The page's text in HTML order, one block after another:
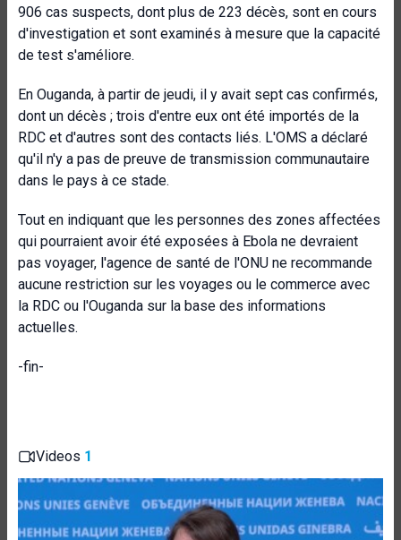
906 cas suspects, dont plus de 223 décès, sont en cours
d'investigation et sont examinés à mesure que la capacité
de test s'améliore.
En Ouganda, à partir de jeudi, il y avait sept cas confirmés,
dont un décès ; trois d'entre eux ont été importés de la
RDC et d'autres sont des contacts liés. L'OMS a déclaré
qu'il n'y a pas de preuve de transmission communautaire
dans le pays à ce stade.
Tout en indiquant que les personnes des zones affectées
qui pourraient avoir été exposées à Ebola ne devraient
pas voyager, l'agence de santé de l'ONU ne recommande
aucune restriction sur les voyages ou le commerce avec
la RDC ou l'Ouganda sur la base des informations
actuelles.
-fin-
Videos 1